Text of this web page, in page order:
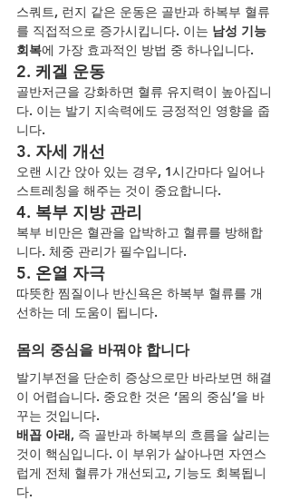
스쿼트, 런지 같은 운동은 골반과 하복부 혈류
를 직접적으로 증가시킵니다. 이는 남성 기능
회복에 가장 효과적인 방법 중 하나입니다.
2. 케겔 운동
골반저근을 강화하면 혈류 유지력이 높아집니
다. 이는 발기 지속력에도 긍정적인 영향을 줍
니다.
3. 자세 개선
오랜 시간 앉아 있는 경우, 1시간마다 일어나
스트레칭을 해주는 것이 중요합니다.
4. 복부 지방 관리
복부 비만은 혈관을 압박하고 혈류를 방해합
니다. 체중 관리가 필수입니다.
5. 온열 자극
따뜻한 찜질이나 반신욕은 하복부 혈류를 개
선하는 데 도움이 됩니다.
몸의 중심을 바꿔야 합니다
발기부전을 단순히 증상으로만 바라보면 해결
이 어렵습니다. 중요한 것은 ‘몸의 중심’을 바
꾸는 것입니다.
배꼽 아래, 즉 골반과 하복부의 흐름을 살리는
것이 핵심입니다. 이 부위가 살아나면 자연스
럽게 전체 혈류가 개선되고, 기능도 회복됩니
다.